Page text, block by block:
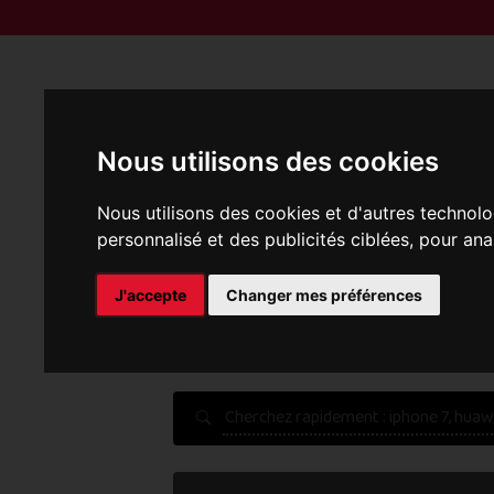
Nous utilisons des cookies
Nous utilisons des cookies et d'autres
personnalisé et des publicités ciblées, pour
J'accepte Changer mes préférences
Nous récupérons les